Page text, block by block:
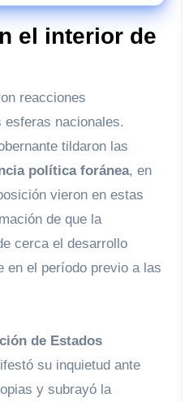
el interior de
reacciones
esferas nacionales.
tildaron las
política foránea, en
vieron en estas
de que la
cerca el desarrollo
en el período previo a las
de Estados
su inquietud ante
y subrayó la